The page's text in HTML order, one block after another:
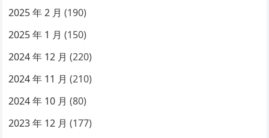
2025 年 2 月 (190)
2025 年 1 月 (150)
2024 年 12 月 (220)
2024 年 11 月 (210)
2024 年 10 月 (80)
2023 年 12 月 (177)